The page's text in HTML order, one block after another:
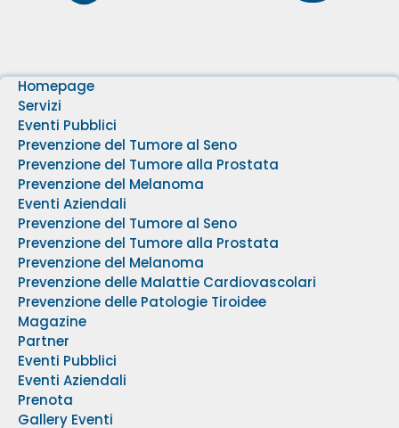
Homepage
Servizi
Eventi Pubblici
Prevenzione del Tumore al Seno
Prevenzione del Tumore alla Prostata
Prevenzione del Melanoma
Eventi Aziendali
Prevenzione del Tumore al Seno
Prevenzione del Tumore alla Prostata
Prevenzione del Melanoma
Prevenzione delle Malattie Cardiovascolari
Prevenzione delle Patologie Tiroidee
Magazine
Partner
Eventi Pubblici
Eventi Aziendali
Prenota
Gallery Eventi